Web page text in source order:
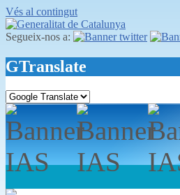
Vés al contingut
Segueix-nos a:
GTranslate